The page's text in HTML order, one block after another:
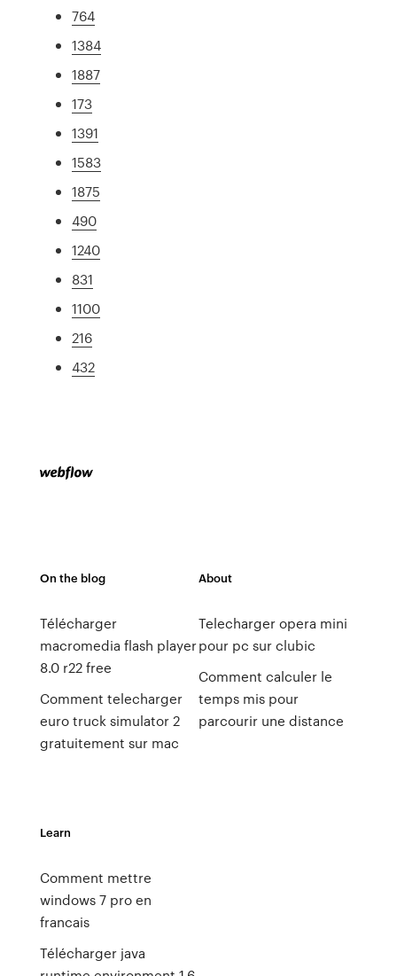
764
1384
1887
173
1391
1583
1875
490
1240
831
1100
216
432
On the blog
Télécharger
macromedia flash player
8.0 r22 free
Comment telecharger
euro truck simulator 2
gratuitement sur mac
About
Telecharger opera mini
pour pc sur clubic
Comment calculer le
temps mis pour
parcourir une distance
Learn
Comment mettre
windows 7 pro en
francais
Télécharger java